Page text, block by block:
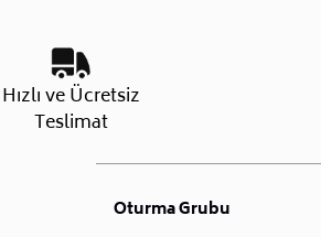
Hızlı ve Ücretsiz
Teslimat
Oturma Grubu